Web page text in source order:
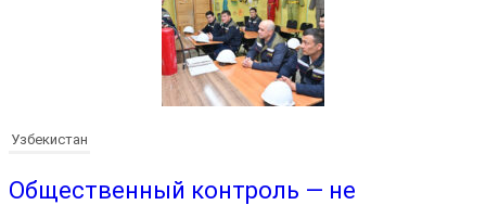
Узбекистан
Общественный контроль — не